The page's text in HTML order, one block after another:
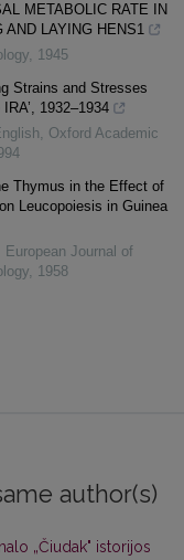
METABOLIC RATE IN
AND LAYING HENS1
, 1945
Strains and Stresses
1932–1934
, Oxford Academic
Thymus in the Effect of
Leucopoiesis in Guinea
European Journal of
, 1958
author(s)
„Čiudak" istorijos